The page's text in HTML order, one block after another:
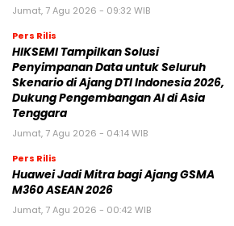
Jumat, 7 Agu 2026 - 09:32 WIB
Pers Rilis
HIKSEMI Tampilkan Solusi
Penyimpanan Data untuk Seluruh
Skenario di Ajang DTI Indonesia 2026,
Dukung Pengembangan AI di Asia
Tenggara
Jumat, 7 Agu 2026 - 04:14 WIB
Pers Rilis
Huawei Jadi Mitra bagi Ajang GSMA
M360 ASEAN 2026
Jumat, 7 Agu 2026 - 00:42 WIB